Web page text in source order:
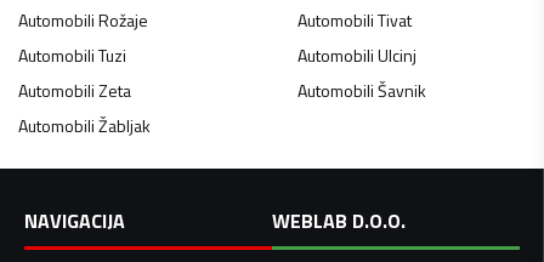
AutomobiliRožaje AutomobiliTivat
AutomobiliTuzi AutomobiliUlcinj
AutomobiliZeta AutomobiliŠavnik
AutomobiliŽabljak
NAVIGACIJA
WEBLAB D.O.O.